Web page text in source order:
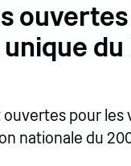
du
pour
nationale du